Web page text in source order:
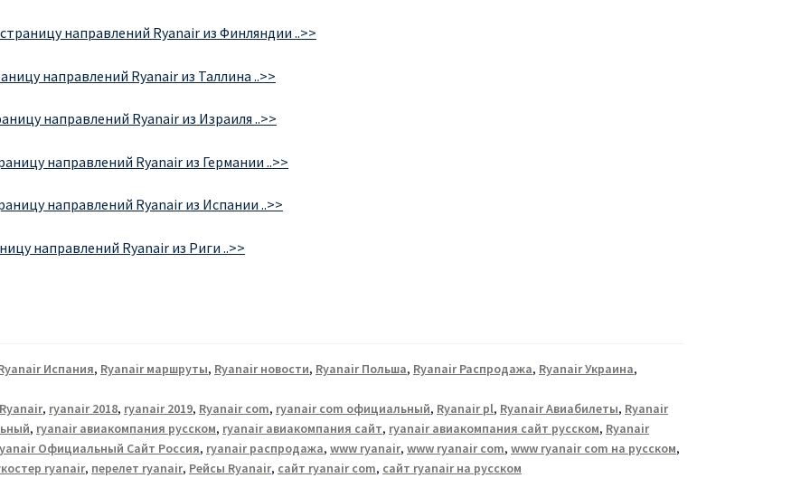
направлений Ryanair из Финляндии ..>>
направлений Ryanair из Таллина ..>>
направлений Ryanair из Израиля ..>>
направлений Ryanair из Германии ..>>
направлений Ryanair из Испании ..>>
направлений Ryanair из Риги ..>>
Испания, Ryanair маршруты, Ryanair новости, Ryanair Польша, Ryanair Распродажа, Ryanair Украина,
Ryanair, ryanair 2018, ryanair 2019, Ryanair com, ryanair com официальный, Ryanair pl, Ryanair Авиабилеты, Ryanair
, ryanair авиакомпания русском, ryanair авиакомпания сайт, ryanair авиакомпания сайт русском, Ryanair
Официальный Cайт Россия, ryanair распродажа,www ryanair,www ryanair com,www ryanair com на русском,
ryanair, перелет ryanair, Рейсы Ryanair, сайт ryanair com, сайт ryanair на русском